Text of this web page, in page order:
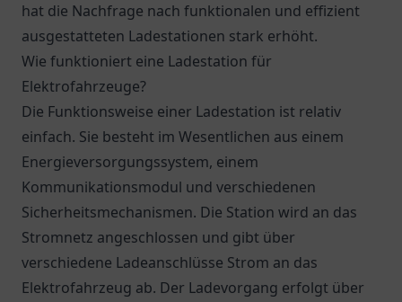
hat die Nachfrage nach funktionalen und effizient
ausgestatteten Ladestationen stark erhöht.
Wie funktioniert eine Ladestation für
Elektrofahrzeuge?
Die Funktionsweise einer Ladestation ist relativ
einfach. Sie besteht im Wesentlichen aus einem
Energieversorgungssystem, einem
Kommunikationsmodul und verschiedenen
Sicherheitsmechanismen. Die Station wird an das
Stromnetz angeschlossen und gibt über
verschiedene Ladeanschlüsse Strom an das
Elektrofahrzeug ab. Der Ladevorgang erfolgt über